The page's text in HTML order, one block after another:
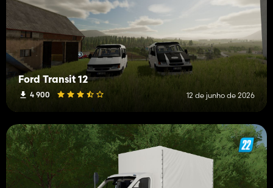
Ford Transit 12
4 900 12 de junho de 2026